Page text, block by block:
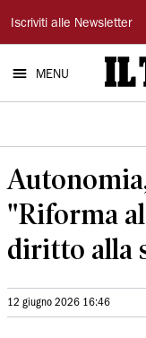
Il
Tirreno
Iscriviti alle Newsletter
MENU
"Riforma
diritto alla
12 giugno 2026 16:46